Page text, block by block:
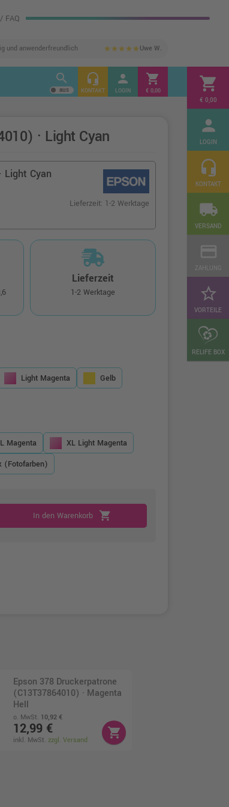
FAQ
und anwenderfreundlich star star star star star Uwe W.
shopping_cart
€ 0,00
person
LOGIN
headset_mic
KONTAKT
local_shipping
VERSAND
star_border
VORTEILE
RELIFE BOX
search headset_mic
KONTAKT
person
LOGIN
shopping_cart
€ 0,00
· Light Cyan
Light Cyan
Lieferzeit: 1-2 Werktage
Lieferzeit
1-2 Werktage
Light Magenta
Gelb
Magenta
XL Light Magenta
(Fotofarben)
In den Warenkorb shopping_cart
Epson 378 Druckerpatrone
(C13T37864010) · Magenta
Hell
o. MwSt. 10,92 €
12,99 €
inkl. MwSt.zzgl. Versand
shopping_cart